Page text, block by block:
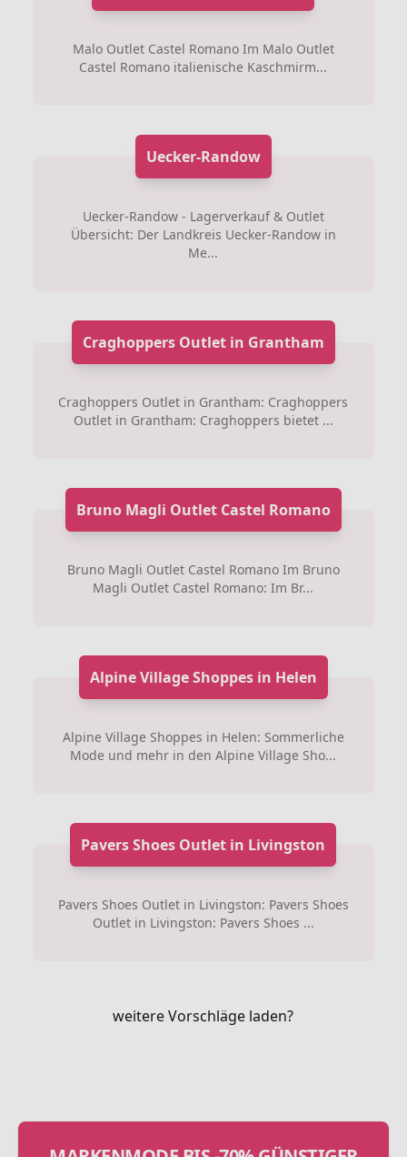
Malo Outlet Castel Romano Im Malo Outlet
Castel Romano italienische Kaschmirm...
Uecker-Randow
Uecker-Randow - Lagerverkauf & Outlet
Übersicht: Der Landkreis Uecker-Randow in
Me...
Craghoppers Outlet in Grantham
Craghoppers Outlet in Grantham: Craghoppers
Outlet in Grantham: Craghoppers bietet ...
Bruno Magli Outlet Castel Romano
Bruno Magli Outlet Castel Romano Im Bruno
Magli Outlet Castel Romano: Im Br...
Alpine Village Shoppes in Helen
Alpine Village Shoppes in Helen: Sommerliche
Mode und mehr in den Alpine Village Sho...
Pavers Shoes Outlet in Livingston
Pavers Shoes Outlet in Livingston: Pavers Shoes
Outlet in Livingston: Pavers Shoes ...
weitere Vorschläge laden?